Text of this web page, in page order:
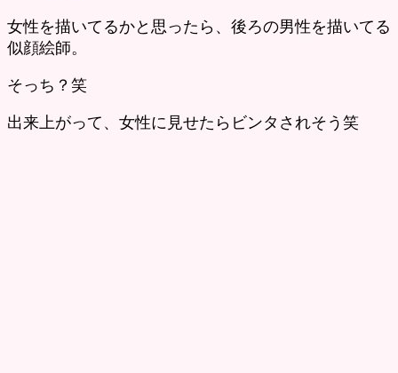
女性を描いてるかと思ったら、後ろの男性を描いてる
似顔絵師。
そっち？笑
出来上がって、女性に見せたらビンタされそう笑